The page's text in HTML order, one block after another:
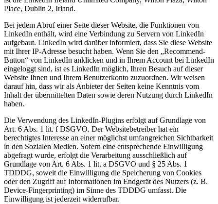
Place, Dublin 2, Irland.
Bei jedem Abruf einer Seite dieser Website, die Funktionen von
LinkedIn enthält, wird eine Verbindung zu Servern von LinkedIn
aufgebaut. LinkedIn wird darüber informiert, dass Sie diese Website
mit Ihrer IP-Adresse besucht haben. Wenn Sie den „Recommend-
Button“ von LinkedIn anklicken und in Ihrem Account bei LinkedIn
eingeloggt sind, ist es LinkedIn möglich, Ihren Besuch auf dieser
Website Ihnen und Ihrem Benutzerkonto zuzuordnen. Wir weisen
darauf hin, dass wir als Anbieter der Seiten keine Kenntnis vom
Inhalt der übermittelten Daten sowie deren Nutzung durch LinkedIn
haben.
Die Verwendung des LinkedIn-Plugins erfolgt auf Grundlage von
Art. 6 Abs. 1 lit. f DSGVO. Der Websitebetreiber hat ein
berechtigtes Interesse an einer möglichst umfangreichen Sichtbarkeit
in den Sozialen Medien. Sofern eine entsprechende Einwilligung
abgefragt wurde, erfolgt die Verarbeitung ausschließlich auf
Grundlage von Art. 6 Abs. 1 lit. a DSGVO und § 25 Abs. 1
TDDDG, soweit die Einwilligung die Speicherung von Cookies
oder den Zugriff auf Informationen im Endgerät des Nutzers (z. B.
Device-Fingerprinting) im Sinne des TDDDG umfasst. Die
Einwilligung ist jederzeit widerrufbar.